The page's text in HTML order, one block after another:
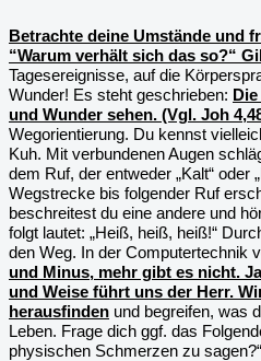
Betrachte deine Umstände und
“Warum verhält sich das so?“
Tagesereignisse, auf die
Wunder! Es steht geschrieben:
und Wunder sehen. (Vgl. Joh
Wegorientierung. Du kennst
Kuh. Mit verbundenen Augen
dem Ruf, der entweder „Kalt“ oder
Wegstrecke bis folgender Ruf
beschreitest du eine andere und
folgt lautet: „Heiß, heiß, heiß!“
den Weg. In der Computertechnik
und Minus, mehr gibt es nicht.
und Weise führt uns der Herr.
herausfinden und begreifen, was
Leben. Frage dich ggf. das
physischen Schmerzen zu sagen?“